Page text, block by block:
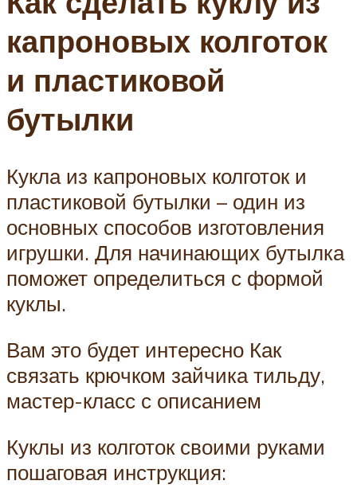
капроновых колготок
и пластиковой
бутылки
Кукла из капроновых колготок и
пластиковой бутылки – один из
основных способов изготовления
игрушки. Для начинающих бутылка
поможет определиться с формой
куклы.
Вам это будет интересно Как
связать крючком зайчика тильду,
мастер-класс с описанием
Куклы из колготок своими руками
пошаговая инструкция: